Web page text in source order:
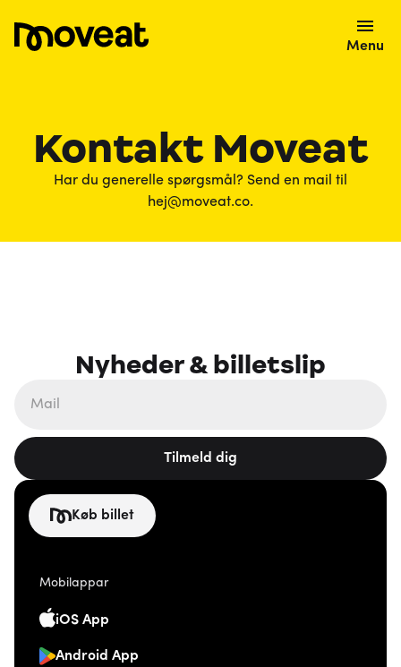
Menu
Kontakt Moveat
Har du generelle spørgsmål? Send en mail til
hej@moveat.co.
Nyheder & billetslip
Tilmeld dig
Køb billet
Mobilappar
iOS App
Android App